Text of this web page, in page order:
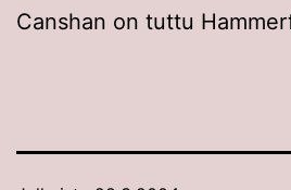
Canshan on tuttu